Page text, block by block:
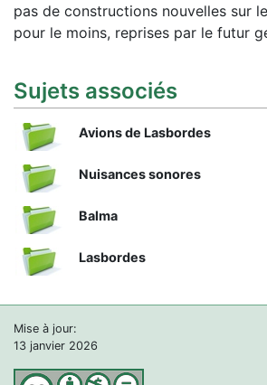
pas de constructions nouvelles sur
pour le moins, reprises par le futur
Sujets associés
Avions de Lasbordes
Nuisances sonores
Balma
Lasbordes
Mise à jour:
13 janvier 2026